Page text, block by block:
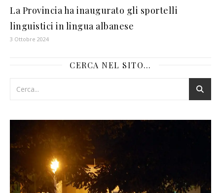
La Provincia ha inaugurato gli sportelli
linguistici in lingua albanese
3 Ottobre 2024
CERCA NEL SITO…